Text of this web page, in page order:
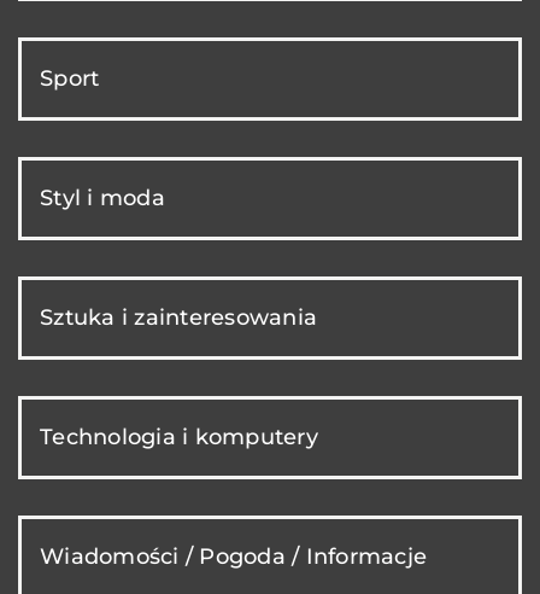
Sport
Styl i moda
Sztuka i zainteresowania
Technologia i komputery
Wiadomości / Pogoda / Informacje